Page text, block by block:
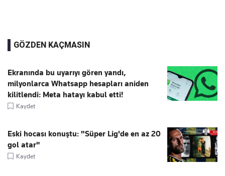
GÖZDEN KAÇMASIN
Ekranında bu uyarıyı gören yandı,
milyonlarca Whatsapp hesapları aniden
kilitlendi: Meta hatayı kabul etti!
Kaydet
Eski hocası konuştu: "Süper Lig'de en az 20
gol atar"
Kaydet